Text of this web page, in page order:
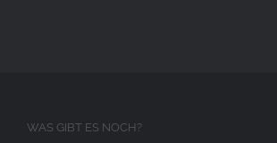
WAS GIBT ES NOCH?